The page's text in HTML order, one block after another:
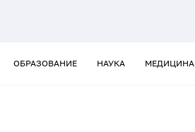
ОБРАЗОВАНИЕ НАУКА МЕДИЦИНА